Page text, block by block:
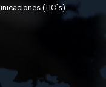
(TIC´s)